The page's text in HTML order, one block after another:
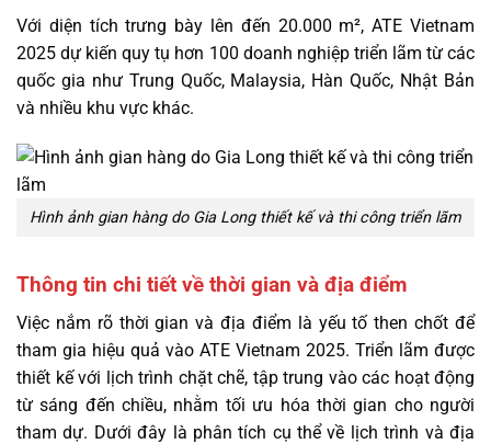
Với diện tích trưng bày lên đến 20.000 m², ATE Vietnam
2025 dự kiến quy tụ hơn 100 doanh nghiệp triển lãm từ các
quốc gia như Trung Quốc, Malaysia, Hàn Quốc, Nhật Bản
và nhiều khu vực khác.
Hình ảnh gian hàng do Gia Long thiết kế và thi công triển lãm
Thông tin chi tiết về thời gian và địa điểm
Việc nắm rõ thời gian và địa điểm là yếu tố then chốt để
tham gia hiệu quả vào ATE Vietnam 2025. Triển lãm được
thiết kế với lịch trình chặt chẽ, tập trung vào các hoạt động
từ sáng đến chiều, nhằm tối ưu hóa thời gian cho người
tham dự. Dưới đây là phân tích cụ thể về lịch trình và địa